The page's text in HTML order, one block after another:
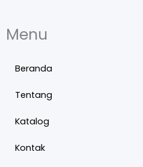
Menu
Beranda
Tentang
Katalog
Kontak